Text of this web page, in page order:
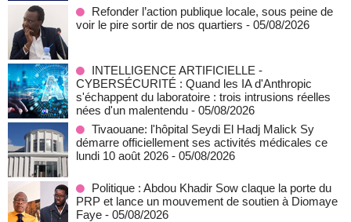
Refonder l’action publique locale, sous peine de
voir le pire sortir de nos quartiers - 05/08/2026
INTELLIGENCE ARTIFICIELLE -
CYBERSÉCURITÉ : Quand les IA d'Anthropic
s'échappent du laboratoire : trois intrusions réelles
nées d'un malentendu - 05/08/2026
Tivaouane: l'hôpital Seydi El Hadj Malick Sy
démarre officiellement ses activités médicales ce
lundi 10 août 2026 - 05/08/2026
Politique : Abdou Khadir Sow claque la porte du
PRP et lance un mouvement de soutien à Diomaye
Faye - 05/08/2026